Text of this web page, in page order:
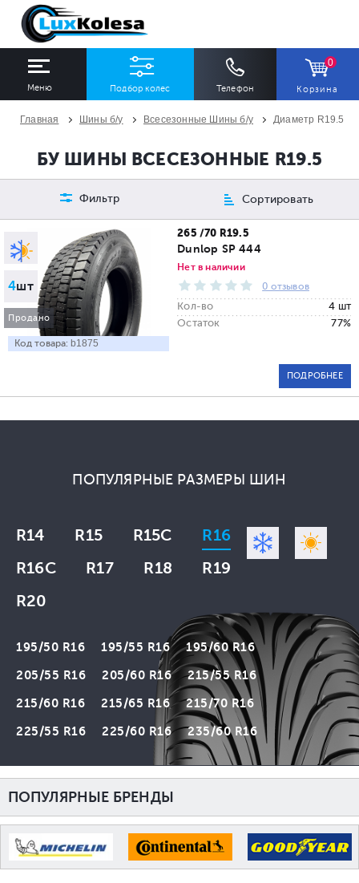
Меню Подбор колес Телефон
0
Корзина
Все Все
Диаметр
Все
Сезон
Все
Количество
Все
ПОДОБРАТЬ
Главная Шины б/у Всесезонные Шины б/у Диаметр R19.5
БУ ШИНЫ ВСЕСЕЗОННЫЕ R19.5
Фильтр Сортировать
4шт
Продано
Код товара: b1875
265 /70 R19.5
Dunlop SP 444
Нет в наличии
0 отзывов
Кол-во
4 шт
Остаток
77%
ПОДРОБНЕЕ
ПОПУЛЯРНЫЕ РАЗМЕРЫ ШИН
R14 R15 R15C
R16
R16C
R17 R18
R19
R20
195/50 R16 195/55 R16
195/60 R16
205/55 R16
205/60 R16
215/55 R16
215/60 R16
215/65 R16
215/70 R16
225/55 R16
225/60 R16 235/60 R16
ПОПУЛЯРНЫЕ БРЕНДЫ